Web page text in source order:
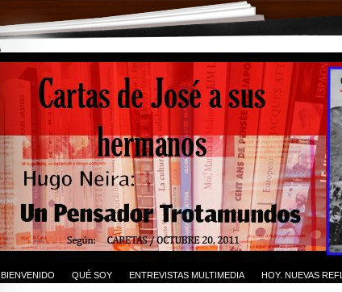
BIENVENIDO QUÉ SOY ENTREVISTAS MULTIMEDIA HOY. NUEVAS